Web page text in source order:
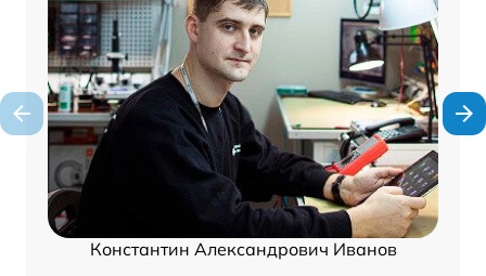
Константин Александрович Иванов